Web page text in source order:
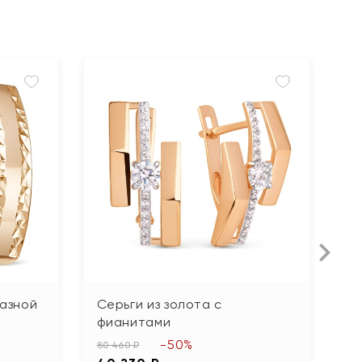
Серьги из золота с
фианитами
80 460 ₽ -50%